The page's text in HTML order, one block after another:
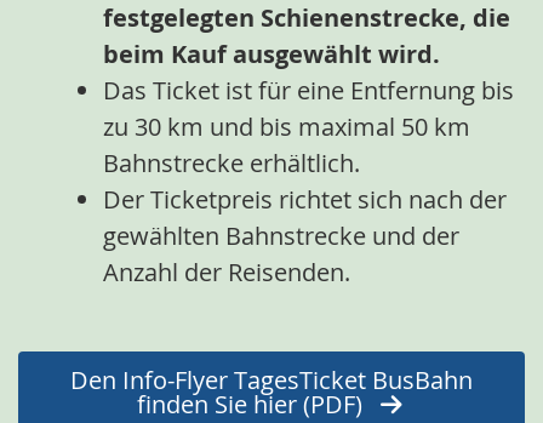
festgelegten Schienenstrecke, die
beim Kauf ausgewählt wird.
Das Ticket ist für eine Entfernung bis
zu 30 km und bis maximal 50 km
Bahnstrecke erhältlich.
Der Ticketpreis richtet sich nach der
gewählten Bahnstrecke und der
Anzahl der Reisenden.
Den Info-Flyer TagesTicket BusBahn
finden Sie hier (PDF)